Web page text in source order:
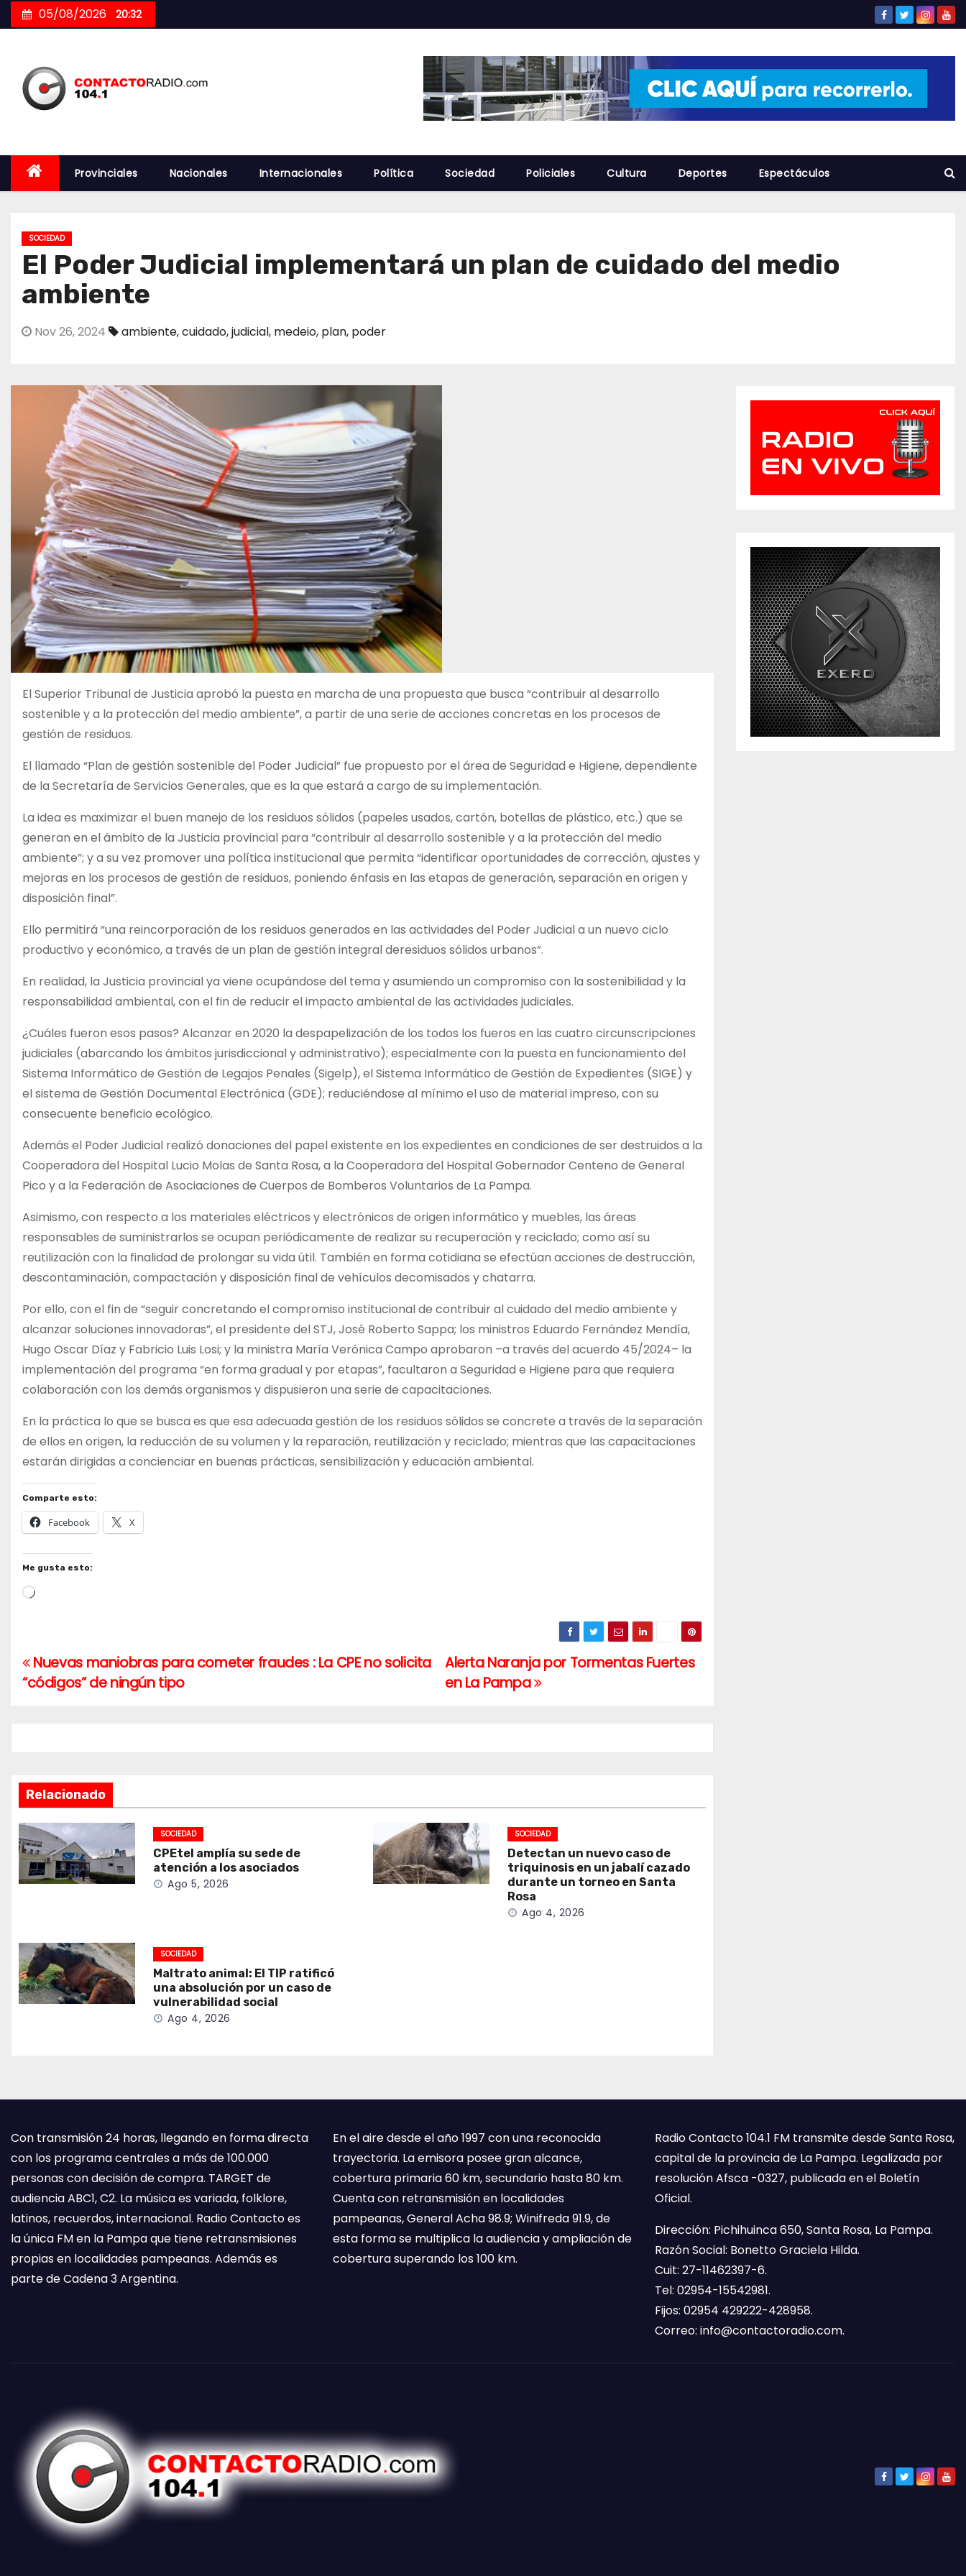
to
05/08/2026 20:32
Provinciales Nacionales Internacionales Política Sociedad Policiales Cultura Deportes Espectáculos
SOCIEDAD
El Poder Judicial implementará un plan de cuidado del medio
ambiente
Nov 26, 2024 ambiente,cuidado,judicial, medeio, plan, poder
El Superior Tribunal de Justicia aprobó la puesta en marcha de una propuesta que busca “contribuir al desarrollo
sostenible y a la protección del medio ambiente”, a partir de una serie de acciones concretas en los procesos de
gestión de residuos.
El llamado “Plan de gestión sostenible del Poder Judicial” fue propuesto por el área de Seguridad e Higiene, dependiente
de la Secretaría de Servicios Generales, que es la que estará a cargo de su implementación.
La idea es maximizar el buen manejo de los residuos sólidos (papeles usados, cartón, botellas de plástico, etc.) que se
generan en el ámbito de la Justicia provincial para “contribuir al desarrollo sostenible y a la protección del medio
ambiente”; y a su vez promover una política institucional que permita “identificar oportunidades de corrección, ajustes y
mejoras en los procesos de gestión de residuos, poniendo énfasis en las etapas de generación, separación en origen y
disposición final”.
Ello permitirá “una reincorporación de los residuos generados en las actividades del Poder Judicial a un nuevo ciclo
productivo y económico, a través de un plan de gestión integral deresiduos sólidos urbanos”.
En realidad, la Justicia provincial ya viene ocupándose del tema y asumiendo un compromiso con la sostenibilidad y la
responsabilidad ambiental, con el fin de reducir el impacto ambiental de las actividades judiciales.
¿Cuáles fueron esos pasos? Alcanzar en 2020 la despapelización de los todos los fueros en las cuatro circunscripciones
judiciales (abarcando los ámbitos jurisdiccional y administrativo); especialmente con la puesta en funcionamiento del
Sistema Informático de Gestión de Legajos Penales (Sigelp), el Sistema Informático de Gestión de Expedientes (SIGE) y
el sistema de Gestión Documental Electrónica (GDE); reduciéndose al mínimo el uso de material impreso, con su
consecuente beneficio ecológico.
Además el Poder Judicial realizó donaciones del papel existente en los expedientes en condiciones de ser destruidos a la
Cooperadora del Hospital Lucio Molas de Santa Rosa, a la Cooperadora del Hospital Gobernador Centeno de General
Pico y a la Federación de Asociaciones de Cuerpos de Bomberos Voluntarios de La Pampa.
Asimismo, con respecto a los materiales eléctricos y electrónicos de origen informático y muebles, las áreas
responsables de suministrarlos se ocupan periódicamente de realizar su recuperación y reciclado; como así su
reutilización con la finalidad de prolongar su vida útil. También en forma cotidiana se efectúan acciones de destrucción,
descontaminación, compactación y disposición final de vehículos decomisados y chatarra.
Por ello, con el fin de “seguir concretando el compromiso institucional de contribuir al cuidado del medio ambiente y
alcanzar soluciones innovadoras”, el presidente del STJ, José Roberto Sappa; los ministros Eduardo Fernández Mendía,
Hugo Oscar Díaz y Fabricio Luis Losi; y la ministra María Verónica Campo aprobaron –a través del acuerdo 45/2024– la
implementación del programa “en forma gradual y por etapas”, facultaron a Seguridad e Higiene para que requiera
colaboración con los demás organismos y dispusieron una serie de capacitaciones.
En la práctica lo que se busca es que esa adecuada gestión de los residuos sólidos se concrete a través de la separación
de ellos en origen, la reducción de su volumen y la reparación, reutilización y reciclado; mientras que las capacitaciones
estarán dirigidas a concienciar en buenas prácticas, sensibilización y educación ambiental.​
Comparte esto:
Facebook X
Me gusta esto:
Cargando...
Navegación
de
Alerta Naranja por Tormentas Fuertes
en La Pampa
Nuevas maniobras para cometer fraudes : La CPE no solicita
“códigos” de ningún tipo
Relacionado
SOCIEDAD
CPEtel amplía su sede de
atención a los asociados
Ago 5, 2026
SOCIEDAD
Detectan un nuevo caso de
triquinosis en un jabalí cazado
durante un torneo en Santa
Rosa
Ago 4, 2026
SOCIEDAD
Maltrato animal: El TIP ratificó
una absolución por un caso de
vulnerabilidad social
Ago 4, 2026
Con transmisión 24 horas, llegando en forma directa
con los programa centrales a más de 100.000
personas con decisión de compra. TARGET de
audiencia ABC1, C2. La música es variada, folklore,
latinos, recuerdos, internacional. Radio Contacto es
la única FM en la Pampa que tiene retransmisiones
propias en localidades pampeanas. Además es
parte de Cadena 3 Argentina.
En el aire desde el año 1997 con una reconocida
trayectoria. La emisora posee gran alcance,
cobertura primaria 60 km, secundario hasta 80 km.
Cuenta con retransmisión en localidades
pampeanas, General Acha 98.9; Winifreda 91.9, de
esta forma se multiplica la audiencia y ampliación de
cobertura superando los 100 km.
Radio Contacto 104.1 FM transmite desde Santa Rosa,
capital de la provincia de La Pampa. Legalizada por
resolución Afsca -0327, publicada en el Boletín
Oficial.
Dirección: Pichihuinca 650, Santa Rosa, La Pampa.
Razón Social: Bonetto Graciela Hilda.
Cuit: 27-11462397-6.
Tel: 02954-15542981.
Fijos: 02954 429222-428958.
Correo: info@contactoradio.com.